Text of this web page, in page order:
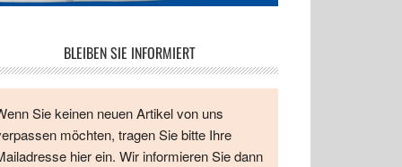
BLEIBEN SIE INFORMIERT
Sie keinen neuen Artikel von uns
möchten, tragen Sie bitte Ihre
hier ein. Wir informieren Sie dann